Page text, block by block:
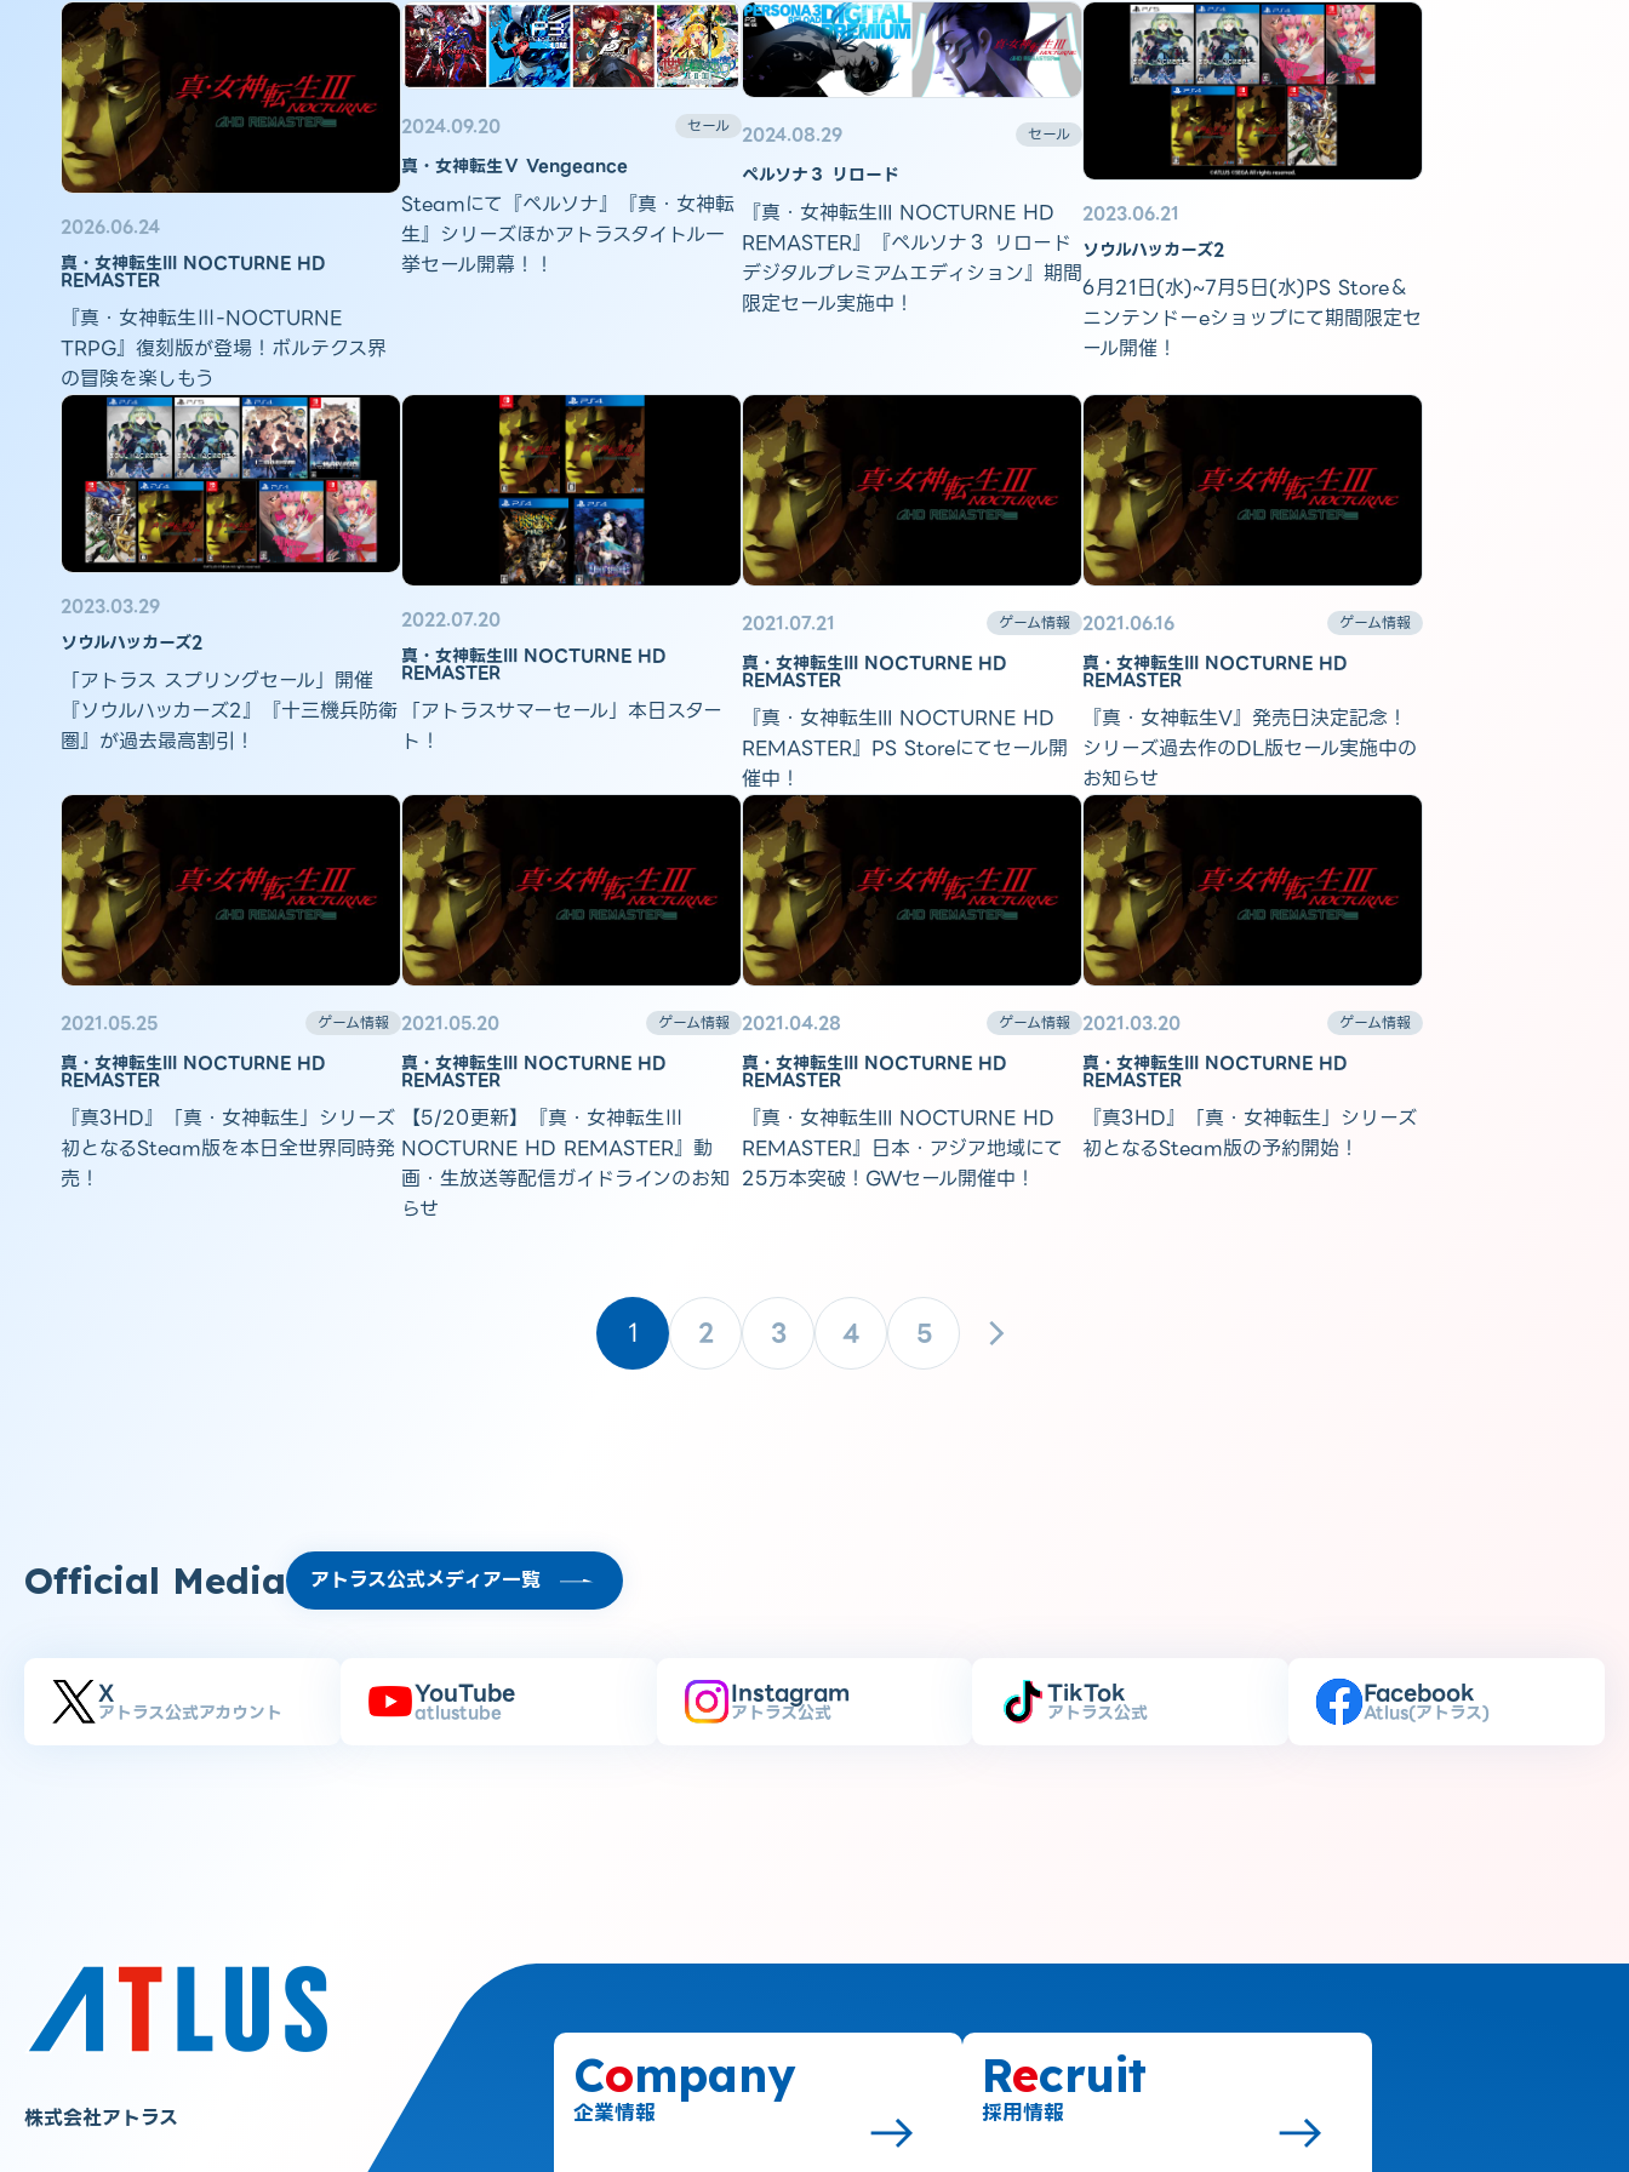
2026.06.24
真・女神転生III NOCTURNE HD
REMASTER
『真・女神転生Ⅲ-NOCTURNE
TRPG』復刻版が登場！ボルテクス界
の冒険を楽しもう
2024.09.20 セール
真・女神転生Ⅴ Vengeance
Steamにて『ペルソナ』『真・女神転
生』シリーズほかアトラスタイトル一
挙セール開幕！！
2024.08.29 セール
ペルソナ３ リロード
『真・女神転生III NOCTURNE HD
REMASTER』『ペルソナ３ リロード
デジタルプレミアムエディション』期間
限定セール実施中！
2023.06.21
ソウルハッカーズ2
6月21日(水)~7月5日(水)PS Store＆
ニンテンドーeショップにて期間限定セ
ール開催！
2023.03.29
ソウルハッカーズ2
「アトラス スプリングセール」開催
『ソウルハッカーズ2』『十三機兵防衛
圏』が過去最高割引！
2022.07.20
真・女神転生III NOCTURNE HD
REMASTER
「アトラスサマーセール」本日スター
ト！
2021.07.21 ゲーム情報
真・女神転生III NOCTURNE HD
REMASTER
『真・女神転生III NOCTURNE HD
REMASTER』PS Storeにてセール開
催中！
2021.06.16 ゲーム情報
真・女神転生III NOCTURNE HD
REMASTER
『真・女神転生V』発売日決定記念！
シリーズ過去作のDL版セール実施中の
お知らせ
2021.05.25 ゲーム情報
真・女神転生III NOCTURNE HD
REMASTER
『真3HD』「真・女神転生」シリーズ
初となるSteam版を本日全世界同時発
売！
2021.05.20 ゲーム情報
真・女神転生III NOCTURNE HD
REMASTER
【5/20更新】『真・女神転生Ⅲ
NOCTURNE HD REMASTER』動
画・生放送等配信ガイドラインのお知
らせ
2021.04.28 ゲーム情報
真・女神転生III NOCTURNE HD
REMASTER
『真・女神転生III NOCTURNE HD
REMASTER』日本・アジア地域にて
25万本突破！GWセール開催中！
2021.03.20 ゲーム情報
真・女神転生III NOCTURNE HD
REMASTER
『真3HD』「真・女神転生」シリーズ
初となるSteam版の予約開始！
1 2 3 4 5
Official Media アトラス公式メディア一覧
X
アトラス公式アカウント
YouTube
atlustube
Instagram
アトラス公式
TikTok
アトラス公式
Facebook
Atlus(アトラス)
株式会社アトラス
Company
企業情報
Recruit
採用情報